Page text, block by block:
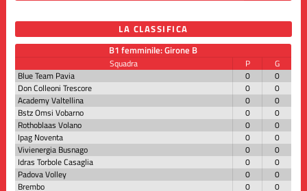
LA CLASSIFICA
B1 femminile: Girone B
Squadra P
G
Blue Team Pavia
0
0
Don Colleoni Trescore
0
0
Academy Valtellina
0
0
Bstz Omsi Vobarno
0
0
Rothoblaas Volano
0
0
Ipag Noventa
0
0
Vivienergia Busnago
0
0
Idras Torbole Casaglia
0
0
Padova Volley
0
0
Brembo
0 0